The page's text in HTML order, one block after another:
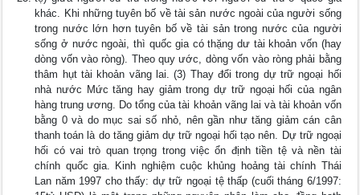
khác. Khi những tuyên bố về tài sản nước ngoài của người sống
trong nước lớn hơn tuyên bố về tài sản trong nước của người
sống ở nước ngoài, thì quốc gia có thặng dư tài khoản vốn (hay
dòng vốn vào ròng). Theo quy ước, dòng vốn vào ròng phải bằng
thâm hụt tài khoản vãng lai. (3) Thay đổi trong dự trữ ngoại hối
nhà nước Mức tăng hay giảm trong dự trữ ngoại hối của ngân
hàng trung ương. Do tổng của tài khoản vãng lai và tài khoản vốn
bằng 0 và do mục sai số nhỏ, nên gần như tăng giảm cán cân
thanh toán là do tăng giảm dự trữ ngoại hối tạo nên. Dự trữ ngoại
hối có vai trò quan trọng trong việc ổn định tiền tệ và nền tài
chính quốc gia. Kinh nghiệm cuộc khủng hoảng tài chính Thái
Lan năm 1997 cho thấy: dự trữ ngoại tệ thấp (cuối tháng 6/1997: